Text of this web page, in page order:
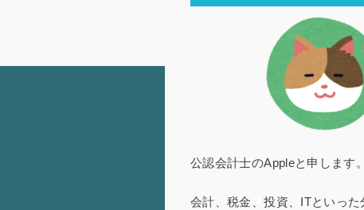
公認会計士のAppleと申します。
会計、税金、投資、ITといった